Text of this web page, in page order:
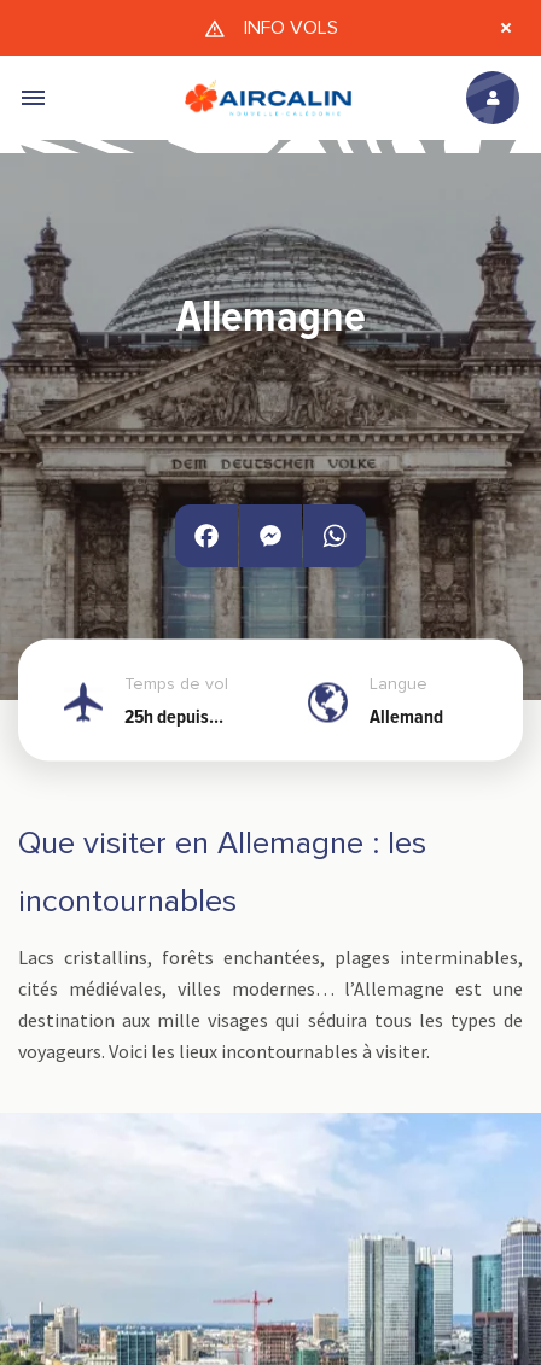
Aller au contenu principal
INFO VOLS
Allemagne
FacebookMessengerWhatsApp
Temps de vol
25h depuis
Langue
Allemand
Que visiter en Allemagne : les
incontournables
Lacs cristallins, forêts enchantées, plages interminables,
cités médiévales, villes modernes… l’Allemagne est une
destination aux mille visages qui séduira tous les types de
voyageurs. Voici les lieux incontournables à visiter.